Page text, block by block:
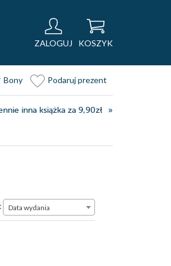
ZALOGUJ KOSZYK
Bony Podaruj prezent
inna książka za 9,90zł
Data wydania
Data wydania